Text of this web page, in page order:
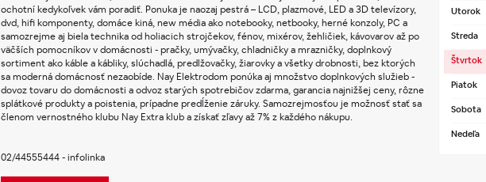
ochotní kedykoľvek vám poradiť. Ponuka je naozaj pestrá – LCD, plazmové, LED a 3D televízory,
dvd, hifi komponenty, domáce kiná, new média ako notebooky, netbooky, herné konzoly, PC a
samozrejme aj biela technika od holiacich strojčekov, fénov, mixérov, žehličiek, kávovarov až po
väčších pomocníkov v domácnosti - pračky, umývačky, chladničky a mrazničky, doplnkový
sortiment ako káble a kábliky, slúchadlá, predlžovačky, žiarovky a všetky drobnosti, bez ktorých
sa moderná domácnosť nezaobíde. Nay Elektrodom ponúka aj množstvo doplnkových služieb -
dovoz tovaru do domácnosti a odvoz starých spotrebičov zdarma, garancia najnižšej ceny, rôzne
splátkové produkty a poistenia, prípadne predĺženie záruky. Samozrejmosťou je možnosť stať sa
členom vernostného klubu Nay Extra klub a získať zľavy až 7% z každého nákupu.
02/44555444 - infolinka
Utorok
Streda
Štvrtok
Piatok
Sobota
Nedeľa